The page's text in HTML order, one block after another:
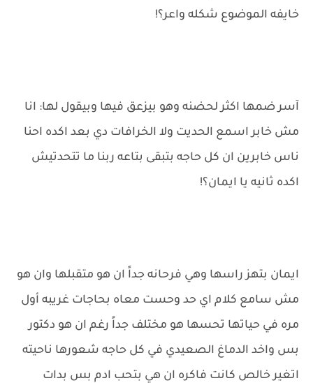
خايفه الموضوع شكله واعر؟!
آسر ضمها اكثر لحضنه وهو بيزعق فيها وبيقول لها: انا
مش خابر اسمع الحديت ولا الخرافات دي بعد اكده احنا
ناس خابرين ان كل حاجه بتبقى بتاعه ربنا ما تتحدتيش
اكده ثانيه يا ايمان؟!
ايمان بتهز راسها وهي فرحانه جداً ان هو متقبلها وان هو
مش سامع كلام اي حد وحست معاه بحاجات غريبه أول
مره في حياتها تحسها هو مختلف جداً رغم ان هو دكتور
بس واخد الدماغ الصعيدي في كل حاجه شعورها ناحيته
اتغير خالص كانت فاكره ان هي بتحب ادم بس بدات